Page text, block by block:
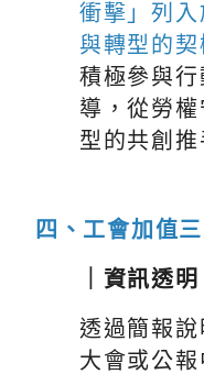
衝擊」列
與轉型的
積極參與
導，從勞
型的共創推
四、工會加值
｜資訊透明
透過簡報
大會或公